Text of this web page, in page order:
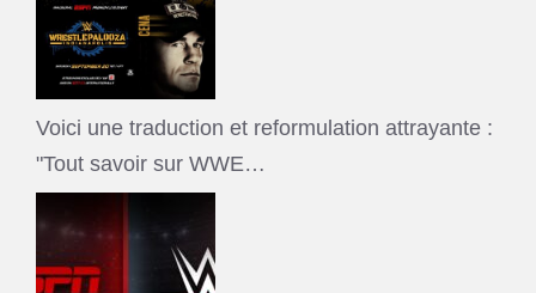
Voici une traduction et reformulation attrayante :
"Tout savoir sur WWE…